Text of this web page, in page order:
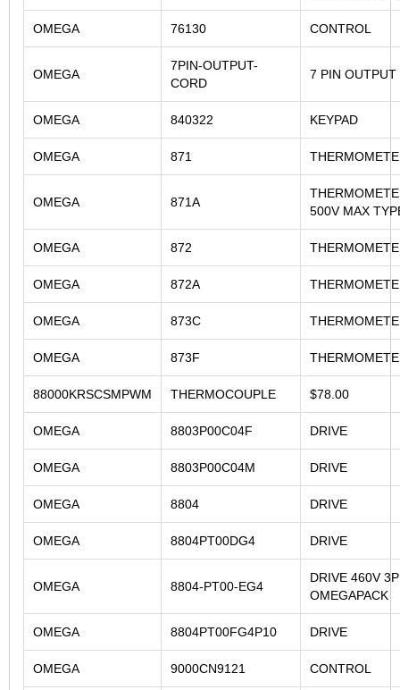
OMEGA 76130 CONTROL
OMEGA
7PIN-OUTPUT-
CORD
7 PIN OUTPUT
OMEGA 840322 KEYPAD
OMEGA 871
OMEGA 871A
500V MAX
OMEGA 872
OMEGA 872A
OMEGA 873C
OMEGA 873F
88000KRSCSMPWM THERMOCOUPLE $78.00
OMEGA 8803P00C04F DRIVE
OMEGA 8803P00C04M DRIVE
OMEGA 8804 DRIVE
OMEGA 8804PT00DG4 DRIVE
OMEGA 8804-PT00-EG4
DRIVE 460V
OMEGAPACK
OMEGA 8804PT00FG4P10 DRIVE
OMEGA 9000CN9121 CONTROL